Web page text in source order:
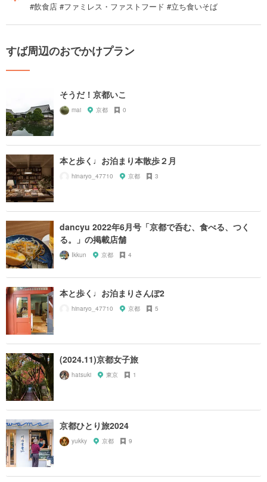
#飲食店 #ファミレス・ファストフード #立ち食いそば
すば周辺のおでかけプラン
そうだ！京都いこ
mai 京都 0
本と歩く♩お泊まり本散歩２月
hinaryo_47710 京都 3
dancyu 2022年6月号「京都で呑む、食べる、つく
る。」の掲載店舗
Ikkun 京都 4
本と歩く♩お泊まりさんぽ2
hinaryo_47710 京都 5
(2024.11)京都女子旅
hatsuki 東京 1
京都ひとり旅2024
yukky 京都 9